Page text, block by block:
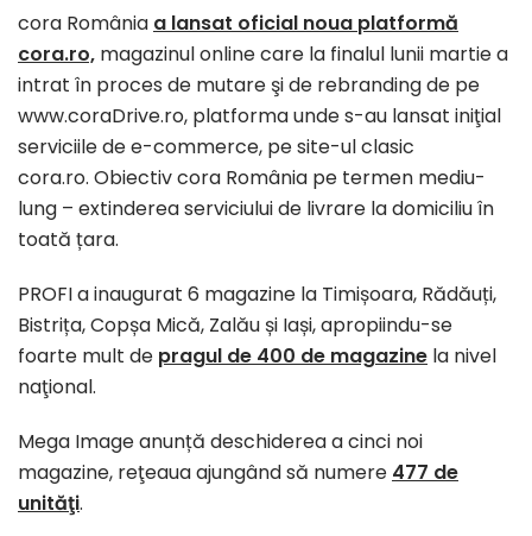
cora România a lansat oficial noua platformă
cora.ro, magazinul online care la finalul lunii martie a
intrat în proces de mutare şi de rebranding de pe
www.coraDrive.ro, platforma unde s-au lansat iniţial
serviciile de e-commerce, pe site-ul clasic
cora.ro. Obiectiv cora România pe termen mediu-
lung – extinderea serviciului de livrare la domiciliu în
toată țara.
PROFI a inaugurat 6 magazine la Timișoara, Rădăuți,
Bistrița, Copșa Mică, Zalău și Iași, apropiindu-se
foarte mult de pragul de 400 de magazine la nivel
naţional.
Mega Image anunță deschiderea a cinci noi
magazine, reţeaua ajungând să numere 477 de
unităţi.